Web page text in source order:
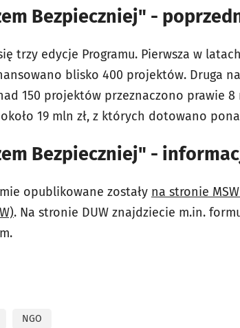
Bezpieczniej" -
trzy edycje Programu. Pierwsza w
blisko 400 projektów. Druga
150 projektów przeznaczono prawie 8
19 mln zł, z których dotowano
Bezpieczniej" -
opublikowane zostały na stronie
. Na stronie DUW znajdziecie m.in.
NGO